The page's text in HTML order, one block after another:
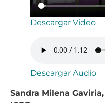
Descargar Video
Descargar Audio
Sandra Milena